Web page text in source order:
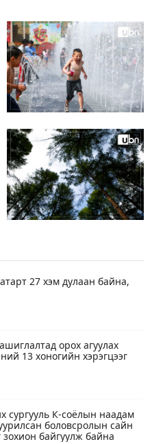
27 хэм дулаан байна,
орох агуулах
13 хоногийн хэрэгцээг
К-соёлын наадам
боловсролын сайн
байгуулж байна